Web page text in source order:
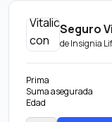
Seguro
deInsignia
Prima
Suma asegurada
Edad